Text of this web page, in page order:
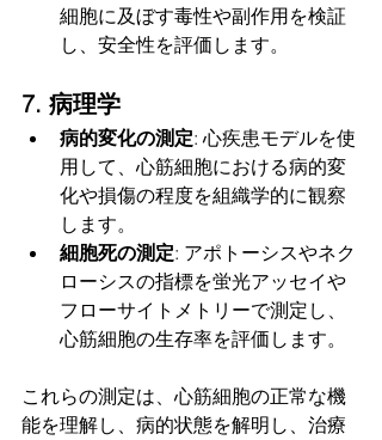
細胞に及ぼす毒性や副作用を検証
し、安全性を評価します。
7. 病理学
病的変化の測定: 心疾患モデルを使
用して、心筋細胞における病的変
化や損傷の程度を組織学的に観察
します。
細胞死の測定: アポトーシスやネク
ローシスの指標を蛍光アッセイや
フローサイトメトリーで測定し、
心筋細胞の生存率を評価します。
これらの測定は、心筋細胞の正常な機
能を理解し、病的状態を解明し、治療